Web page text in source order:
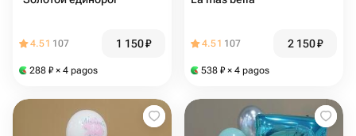
4.51 107 1 150₽
288 ₽ × 4 pagos
4.51 107 2 150₽
538 ₽ × 4 pagos